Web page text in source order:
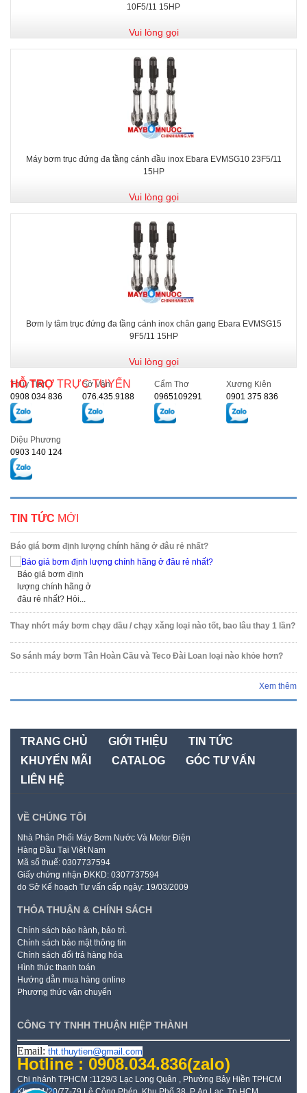
10F5/11 15HP
Vui lòng gọi
Máy bơm trục đứng đa tầng cánh đầu inox Ebara EVMSG10 23F5/11
15HP
Vui lòng gọi
Bơm ly tâm trục đứng đa tầng cánh inox chân gang Ebara EVMSG15
9F5/11 15HP
Vui lòng gọi
HỖ TRỢ TRỰC TUYẾN
Thủy Tiên
0908 034 836
Sở Vân
076.435.9188
Cẩm Thơ
0965109291
Xương Kiên
0901 375 836
Diệu Phương
0903 140 124
TIN TỨC MỚI
Báo giá bơm định lượng chính hãng ở đâu rẻ nhất?
Báo giá bơm định
lượng chính hãng ở
đâu rẻ nhất? Hỏi...
Thay nhớt máy bơm chạy dầu / chạy xăng loại nào tốt, bao lâu thay 1 lần?
So sánh máy bơm Tân Hoàn Cầu và Teco Đài Loan loại nào khỏe hơn?
Xem thêm
TRANG CHỦ GIỚI THIỆU
TIN TỨC
KHUYẾN MÃI
CATALOG
GÓC TƯ VẤN
LIÊN HỆ
VỀ CHÚNG TÔI
Nhà Phân Phối Máy Bơm Nước Và Motor Điện
Hàng Đầu Tại Việt Nam
Mã số thuế: 0307737594
Giấy chứng nhận ĐKKD: 0307737594
do Sở Kế hoạch Tư vấn cấp ngày: 19/03/2009
THỎA THUẬN & CHÍNH SÁCH
Chính sách bảo hành, bảo trì.
Chính sách bảo mật thông tin
Chính sách đổi trả hàng hóa
Hình thức thanh toán
Hướng dẫn mua hàng online
Phương thức vận chuyển
CÔNG TY TNHH THUẬN HIỆP THÀNH
Email: tht.thuytien@gmail.com
Hotline : 0908.034.836(zalo)
Chi nhánh TPHCM :1129/3 Lạc Long Quân , Phường Bảy Hiền TPHCM